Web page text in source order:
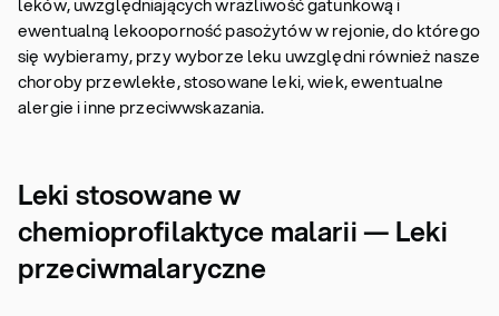
ewentualną lekooporność pasożytów w rejonie, do którego
się wybieramy, przy wyborze leku uwzględni również nasze
choroby przewlekłe, stosowane leki, wiek, ewentualne
alergie i inne przeciwwskazania.
Leki stosowane w
chemioprofilaktyce malarii — Leki
przeciwmalaryczne